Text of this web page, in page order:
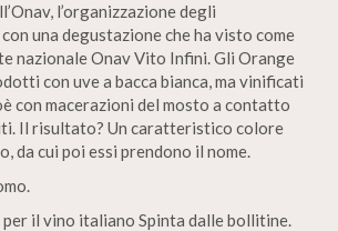
l’organizzazione degli
una degustazione che ha visto come
nazionale Onav Vito Infini. Gli Orange
con uve a bacca bianca, ma vinificati
con macerazioni del mosto a contatto
Il risultato? Un caratteristico colore
da cui poi essi prendono il nome.
il vino italiano Spinta dalle bollitine.